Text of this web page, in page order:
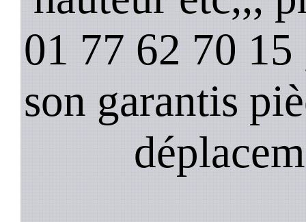
01 77 62 70
son garantis